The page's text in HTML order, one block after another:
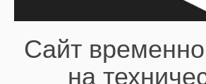
Сайт
на